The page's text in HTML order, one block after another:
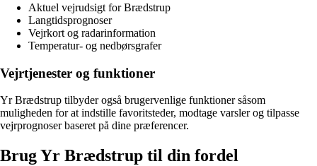
Aktuel vejrudsigt for Brædstrup
Langtidsprognoser
Vejrkort og radarinformation
Temperatur- og nedbørsgrafer
Vejrtjenester og funktioner
Yr Brædstrup tilbyder også brugervenlige funktioner såsom
muligheden for at indstille favoritsteder, modtage varsler og tilpasse
vejrprognoser baseret på dine præferencer.
Brug Yr Brædstrup til din fordel